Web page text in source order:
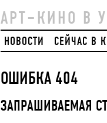
АРТ–КИНО В
НОВОСТИ СЕЙЧАС В
ОШИБКА 404
ЗАПРАШИВАЕМАЯ